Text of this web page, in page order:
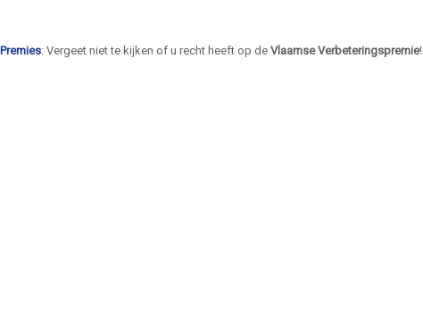
Premies: Vergeet niet te kijken of u recht heeft op deVlaamse Verbeteringspremie!